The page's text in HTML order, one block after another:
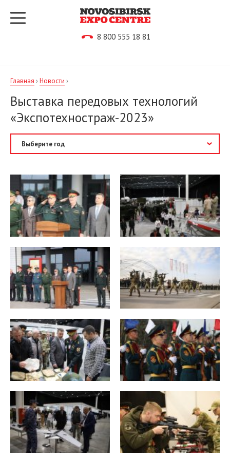
8 800 555 18 81
Главная ›Новости ›
Выставка передовых технологий
«Экспотехностраж-2023»
2025
2024
2023
2021
2020
2019
2017
2016
2015
2013
2012